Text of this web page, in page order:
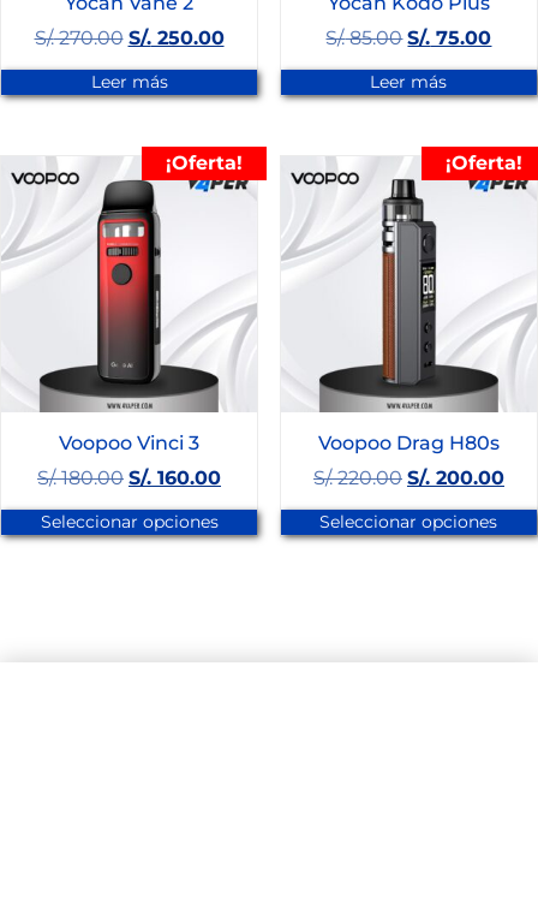
S/.270.00 S/.250.00
Leer más
S/.85.00 S/. 75.00
Leer más
¡Oferta!
Voopoo Vinci 3
S/.180.00 S/. 160.00
Seleccionar opciones
¡Oferta!
Voopoo Drag H80s
S/.220.00 S/.200.00
Seleccionar opciones